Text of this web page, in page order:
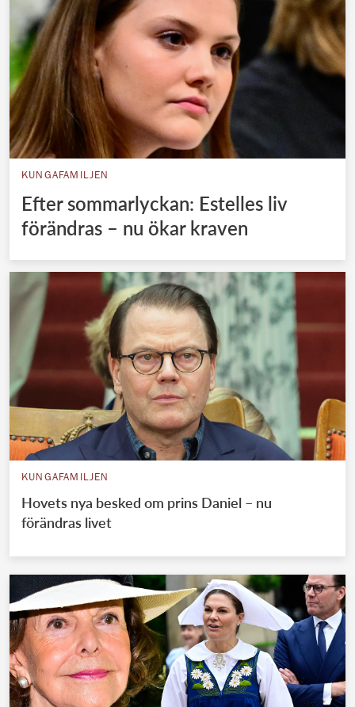
KUNGAFAMILJEN
Efter sommarlyckan: Estelles liv
förändras – nu ökar kraven
KUNGAFAMILJEN
Hovets nya besked om prins Daniel – nu
förändras livet